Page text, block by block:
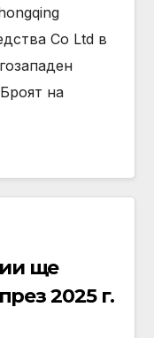
Co Ltd в
на
ще
2025 г.